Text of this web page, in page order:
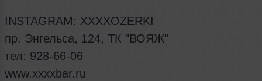
INSTAGRAM: XXXXOZERKI
пр. Энгельса, 124, ТК "ВОЯЖ"
тел: 928-66-06
www.xxxxbar.ru